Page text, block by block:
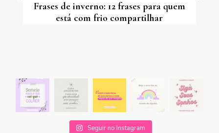
Frases de inverno: 12 frases para quem
está com frio compartilhar
Seguir no Instagram